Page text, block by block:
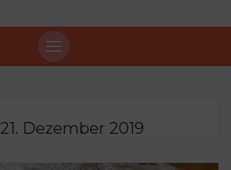
21. Dezember 2019